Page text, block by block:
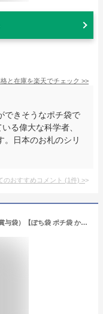
と在庫を楽天でチェック >>
できそうなポチ袋で
る偉大な科学者、
。日本のお札のシリ
のおすすめコメント (1件) >
Fujitsubo ミニ封筒 （月謝袋・給料袋・賞与袋）【ぽち袋 ポチ袋 かわいい おしゃれ】